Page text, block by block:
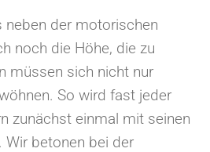
neben der motorischen
noch die Höhe, die zu
müssen sich nicht nur
So wird fast jeder
zunächst einmal mit seinen
betonen bei der